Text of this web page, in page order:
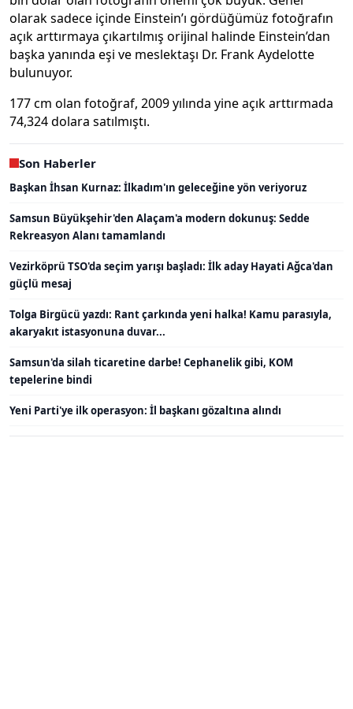
olarak sadece içinde Einstein’ı gördüğümüz fotoğrafın
açık arttırmaya çıkartılmış orijinal halinde Einstein’dan
başka yanında eşi ve meslektaşı Dr. Frank Aydelotte
bulunuyor.
177 cm olan fotoğraf, 2009 yılında yine açık arttırmada
74,324 dolara satılmıştı.
Son Haberler
Başkan İhsan Kurnaz: İlkadım'ın geleceğine yön veriyoruz
Samsun Büyükşehir'den Alaçam'a modern dokunuş: Sedde
Rekreasyon Alanı tamamlandı
Vezirköprü TSO'da seçim yarışı başladı: İlk aday Hayati Ağca'dan
güçlü mesaj
Tolga Birgücü yazdı: Rant çarkında yeni halka! Kamu parasıyla,
akaryakıt istasyonuna duvar...
Samsun'da silah ticaretine darbe! Cephanelik gibi, KOM
tepelerine bindi
Yeni Parti'ye ilk operasyon: İl başkanı gözaltına alındı